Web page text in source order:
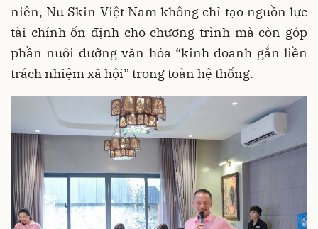
niên, Nu Skin Việt Nam không chỉ tạo nguồn lực
tài chính ổn định cho chương trình mà còn góp
phần nuôi dưỡng văn hóa “kinh doanh gắn liền
trách nhiệm xã hội” trong toàn hệ thống.